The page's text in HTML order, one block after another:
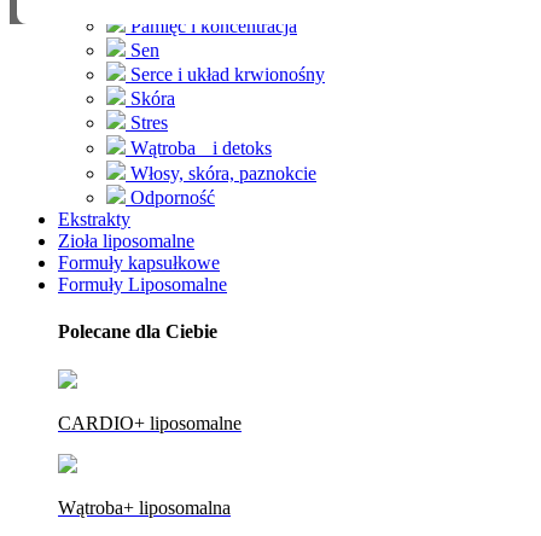
Pamięć i koncentracja
Sen
Serce i układ krwionośny
Skóra
Stres
Wątroba i detoks
Włosy, skóra, paznokcie
Odporność
Ekstrakty
Zioła liposomalne
Formuły kapsułkowe
Formuły Liposomalne
Polecane dla Ciebie
CARDIO+ liposomalne
Wątroba+ liposomalna